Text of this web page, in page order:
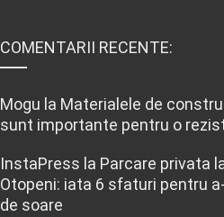
COMENTARII RECENTE:
Mogu la Materialele de
sunt importante pentru o
InstaPress la Parcare privata
Otopeni: iata 6 sfaturi pentru
de soare